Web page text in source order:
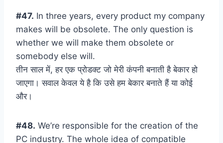
#47. In three years, every product my company
makes will be obsolete. The only question is
whether we will make them obsolete or
somebody else will.
तीन साल में, हर एक प्रोडक्ट जो मेरी कंपनी बनाती है बेकार हो
जाएगा। सवाल केवल ये है कि उसे हम बेकार बनाते हैं या कोई
और।
#48. We’re responsible for the creation of the
PC industry. The whole idea of compatible